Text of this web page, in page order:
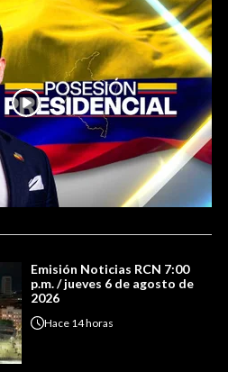
Emisión Noticias RCN 7:00
p.m. / jueves 6 de agosto de
2026
Hace 14 horas